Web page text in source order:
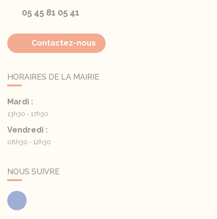
05 45 81 05 41
Contactez-nous
HORAIRES DE LA MAIRIE
Mardi :
13h30 - 17h30
Vendredi :
08h30 - 12h30
NOUS SUIVRE
Facebook